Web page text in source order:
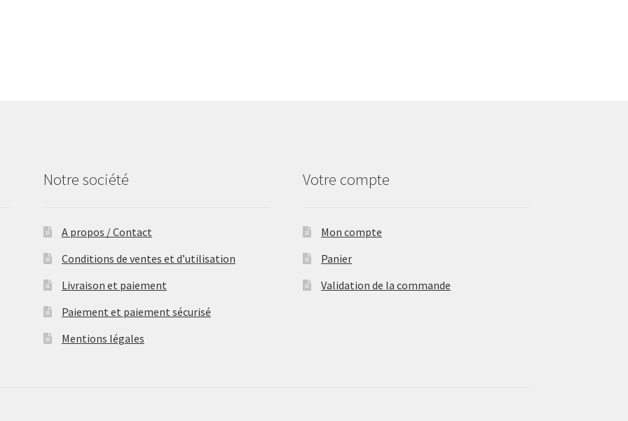
Notre société
A propos / Contact
Conditions de ventes et d’utilisation
Livraison et paiement
Paiement et paiement sécurisé
Mentions légales
Votre compte
Mon compte
Panier
Validation de la commande